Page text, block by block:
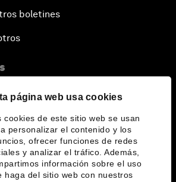
página web usa cookies
cookies de este sitio web se usan
personalizar el contenido y los
ofrecer funciones de redes
y analizar el tráfico. Además,
información sobre el uso
haga del sitio web con nuestros
boletines
el Foro
idiomas